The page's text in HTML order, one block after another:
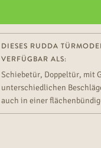
DIESES RUDDA
VERFÜGBAR ALS:
Schiebetür, Doppeltür, mit
unterschiedlichen
auch in einer